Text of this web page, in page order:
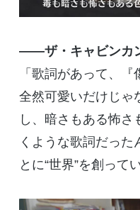
――ザ・キャビンカ
「歌詞があって、
全然可愛いだけじゃ
し、暗さもある怖さ
くような歌詞だった
とに“世界”を創って